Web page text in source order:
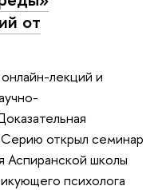
от
лекций и
открыл семинар
Аспиранской школы
психолога